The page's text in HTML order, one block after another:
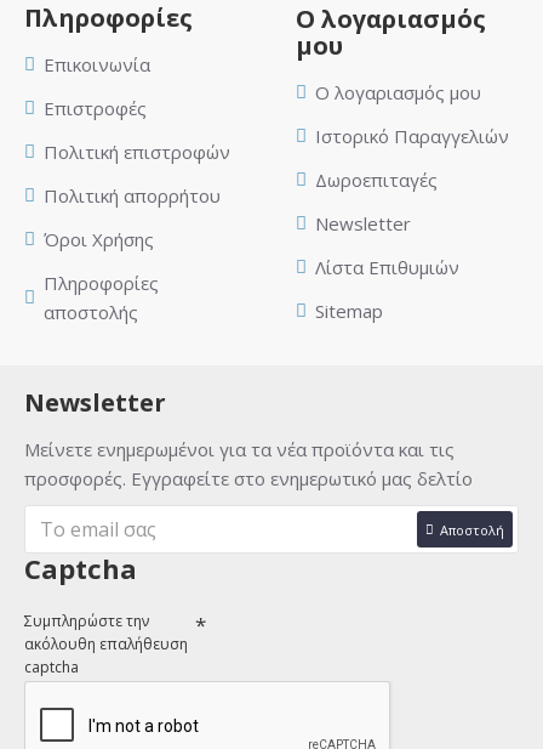
Πληροφορίες
Επικοινωνία
Επιστροφές
Πολιτική επιστροφών
Πολιτική απορρήτου
Όροι Χρήσης
Πληροφορίες
αποστολής
Ο λογαριασμός
μου
Ο λογαριασμός μου
Ιστορικό Παραγγελιών
Δωροεπιταγές
Newsletter
Λίστα Επιθυμιών
Sitemap
Newsletter
Μείνετε ενημερωμένοι για τα νέα προϊόντα και τις
προσφορές. Εγγραφείτε στο ενημερωτικό μας δελτίο
Αποστολή
Captcha
Συμπληρώστε την
ακόλουθη επαλήθευση
captcha